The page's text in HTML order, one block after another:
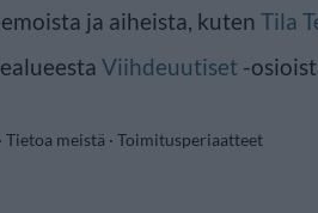
ja aiheista, kuten Tila
Viihdeuutiset -
· Tietoa meistä · Toimitusperiaatteet